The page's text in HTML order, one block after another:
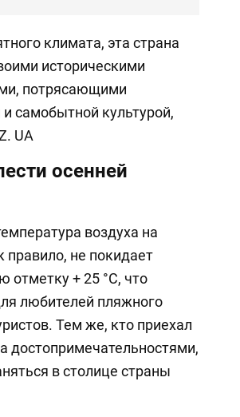
климата, эта страна
историческими
потрясающими
самобытной культурой,
UA
осенней
воздуха на
правило, не покидает
отметку + 25 °C, что
любителей пляжного
Тем же, кто приехал
достопримечательностями,
в столице страны